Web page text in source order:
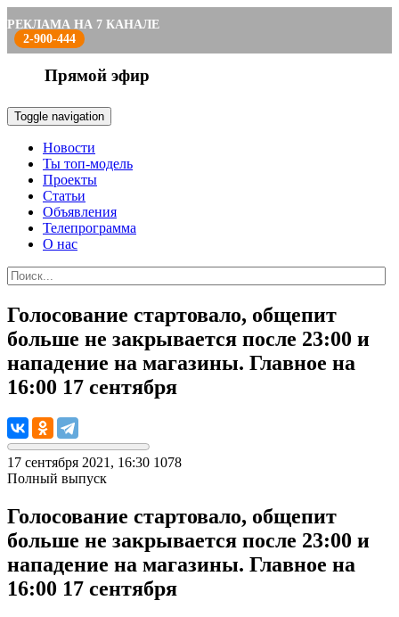
РЕКЛАМА НА 7 КАНАЛЕ
2-900-444
Прямой эфир
Toggle navigation
Новости
Ты топ-модель
Проекты
Статьи
Объявления
Телепрограмма
О нас
Голосование стартовало, общепит
больше не закрывается после 23:00 и
нападение на магазины. Главное на
16:00 17 сентября
17 сентября 2021, 16:30 1078
Полный выпуск
Голосование стартовало, общепит
больше не закрывается после 23:00 и
нападение на магазины. Главное на
16:00 17 сентября